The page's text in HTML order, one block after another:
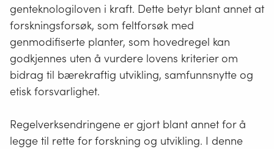
genteknologiloven i kraft. Dette betyr blant annet at
forskningsforsøk, som feltforsøk med
genmodifiserte planter, som hovedregel kan
godkjennes uten å vurdere lovens kriterier om
bidrag til bærekraftig utvikling, samfunnsnytte og
etisk forsvarlighet.
Regelverksendringene er gjort blant annet for å
legge til rette for forskning og utvikling. I denne